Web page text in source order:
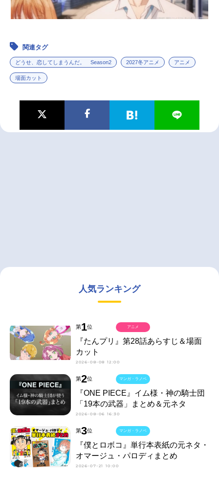
関連タグ
どうせ、恋してしまうんだ。 Season2 2027冬アニメ アニメ
場面カット
人気ランキング
第1位
『たんプリ』第28話あらすじ＆場面
カット
2026-08-08 12:00
アニメ
第2位
『ONE PIECE』イム様・神の騎士団
「19本の武器」まとめ＆元ネタ
2026-08-06 16:30
マンガ・ラノベ
第3位
『僕とロボコ』単行本表紙の元ネタ・
オマージュ・パロディまとめ
2026-07-21 10:00
マンガ・ラノベ